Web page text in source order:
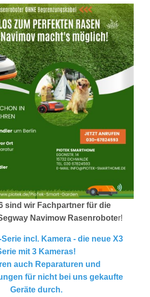
sind wir Fachpartner für die
Navimow Rasenroboter!
incl. Kamera - die neue X3
mit 3 Kameras!
auch Reparaturen und
für nicht bei uns gekaufte
Geräte durch.